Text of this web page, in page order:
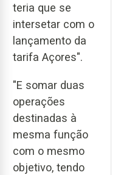
teria que se
intersetar com o
lançamento da
tarifa Açores".
"E somar duas
operações
destinadas à
mesma função
com o mesmo
objetivo, tendo